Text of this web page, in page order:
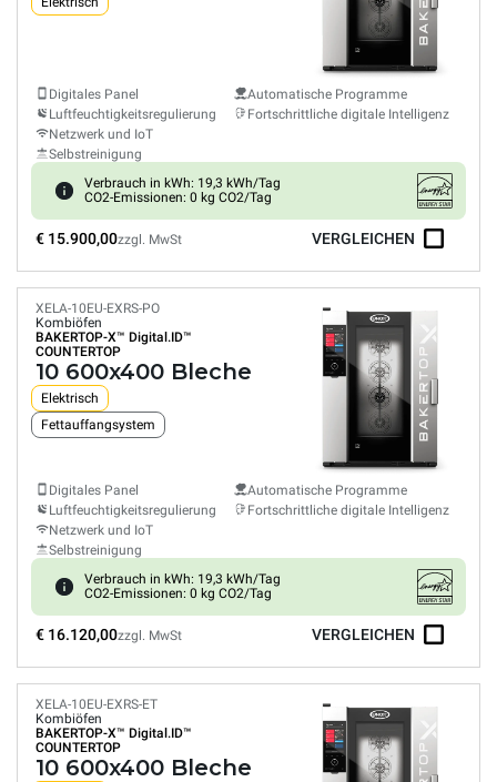
Digitales Panel
Luftfeuchtigkeitsregulierung
Netzwerk und IoT
Selbstreinigung
Automatische Programme
Fortschrittliche digitale Intelligenz
Verbrauch in kWh: 19,3 kWh/Tag
CO2-Emissionen: 0 kg CO2/Tag
€ 15.900,00zzgl. MwSt VERGLEICHEN
XELA-10EU-EXRS-PO
Kombiöfen
BAKERTOP-X™ Digital.ID™
COUNTERTOP
10 600x400 Bleche
Elektrisch
Fettauffangsystem
Digitales Panel
Luftfeuchtigkeitsregulierung
Netzwerk und IoT
Selbstreinigung
Automatische Programme
Fortschrittliche digitale Intelligenz
Verbrauch in kWh: 19,3 kWh/Tag
CO2-Emissionen: 0 kg CO2/Tag
€ 16.120,00zzgl. MwSt VERGLEICHEN
XELA-10EU-EXRS-ET
Kombiöfen
BAKERTOP-X™ Digital.ID™
COUNTERTOP
10 600x400 Bleche